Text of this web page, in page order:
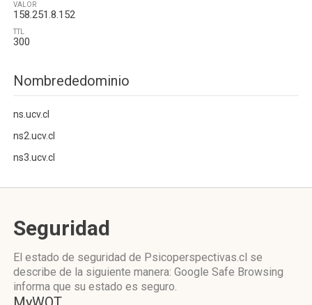
VALOR
158.251.8.152
TTL
300
Nombrededominio
ns.ucv.cl
ns2.ucv.cl
ns3.ucv.cl
Seguridad
El estado de seguridad de Psicoperspectivas.cl se
describe de la siguiente manera: Google Safe Browsing
informa que su estado es seguro.